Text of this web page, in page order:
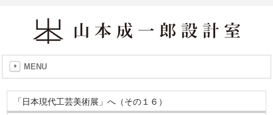
MENU
「日本現代工芸美術展」へ（その１６）